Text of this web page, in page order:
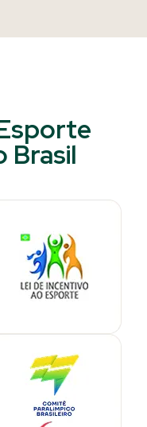
Brasil​